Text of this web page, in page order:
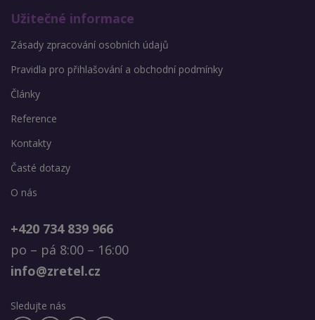
Užitečné informace
Zásady zpracování osobních údajů
Pravidla pro přihlašování a obchodní podmínky
Články
Reference
Kontakty
Časté dotazy
O nás
+420 734 839 966
po – pá 8:00 – 16:00
info@zretel.cz
Sledujte nás